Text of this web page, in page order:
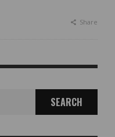
Share